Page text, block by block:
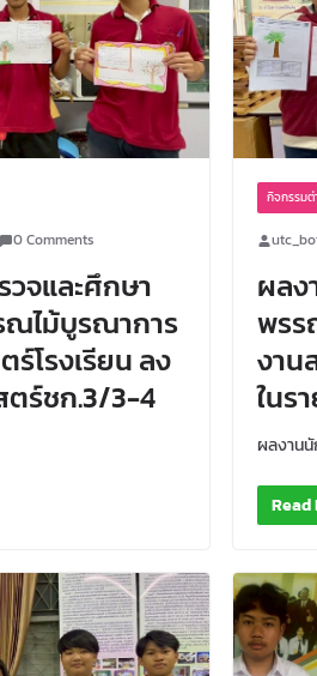
0 Comments
จและศึกษา
ณไม้บูรณาการ
โรงเรียน ลง
ตร์ชก.3/3-4
กิจกรรมต่
ผลง
พรร
งาน
ในร
ผลงาน
Read